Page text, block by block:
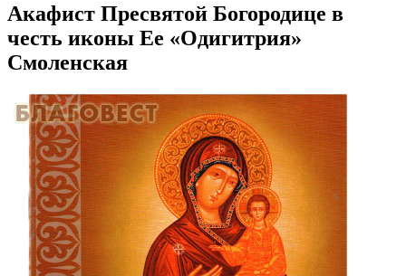
Акафист Пресвятой Богородице в
честь иконы Ее «Одигитрия»
Смоленская